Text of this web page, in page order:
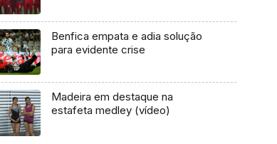
Benfica empata e adia solução
para evidente crise
Madeira em destaque na
estafeta medley (vídeo)